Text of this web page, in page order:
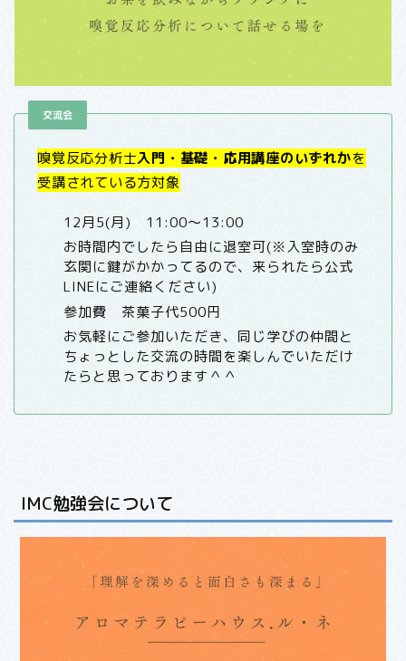
交流会
嗅覚反応分析士入門・基礎・応用講座のいずれかを
受講されている方対象
12月5(月) 11:00～13:00
お時間内でしたら自由に退室可(※入室時のみ
玄関に鍵がかかってるので、来られたら公式
LINEにご連絡ください)
参加費 茶菓子代500円
お気軽にご参加いただき、同じ学びの仲間と
ちょっとした交流の時間を楽しんでいただけ
たらと思っております＾＾
IMC勉強会について